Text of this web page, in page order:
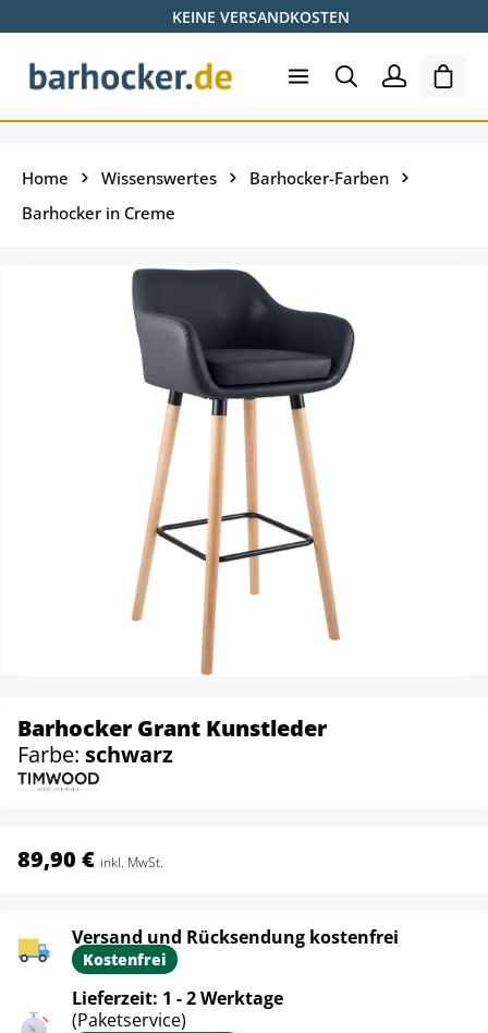
Zum Hauptinhalt springenKEINE VERSANDKOSTEN
Home Wissenswertes
Barhocker-Farben
Barhocker in Creme
Barhocker Grant Kunstleder
Farbe: schwarz
89,90 € inkl. MwSt.
Versand und Rücksendung kostenfrei
Kostenfrei
Lieferzeit: 1 - 2 Werktage
(Paketservice)